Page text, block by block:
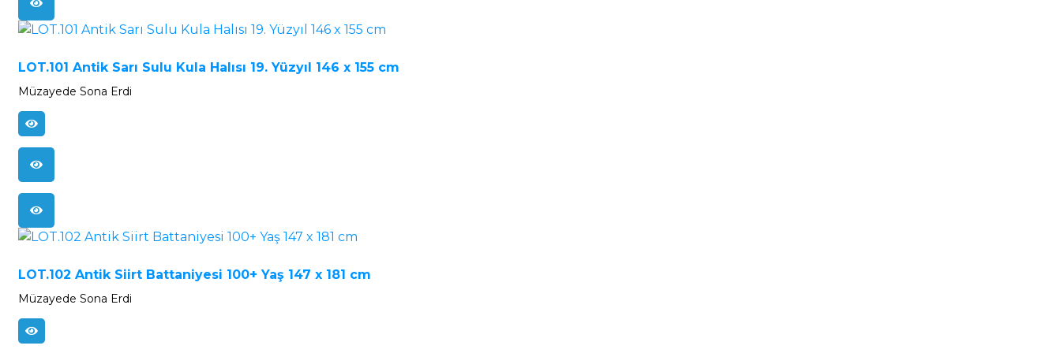
LOT.101 Antik Sarı Sulu Kula Halısı 19. Yüzyıl 146 x 155 cm
Müzayede Sona Erdi
LOT.102 Antik Siirt Battaniyesi 100+ Yaş 147 x 181 cm
Müzayede Sona Erdi